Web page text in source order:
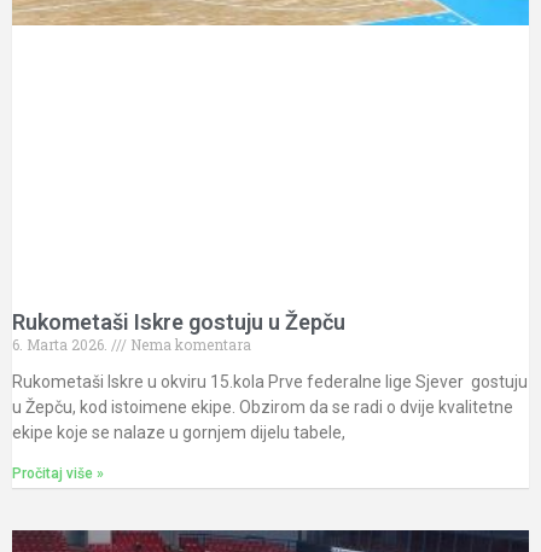
Rukometaši Iskre gostuju u Žepču
6. Marta 2026.
Nema komentara
Rukometaši Iskre u okviru 15.kola Prve federalne lige Sjever gostuju
u Žepču, kod istoimene ekipe. Obzirom da se radi o dvije kvalitetne
ekipe koje se nalaze u gornjem dijelu tabele,
Pročitaj više »